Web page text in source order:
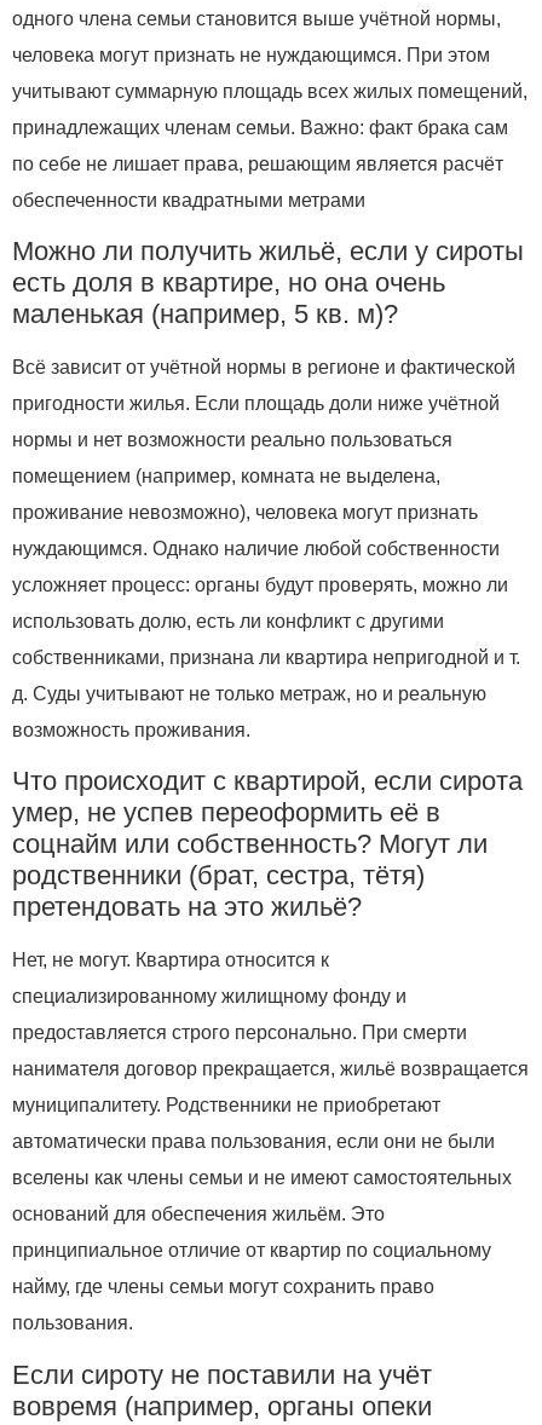
одного члена семьи становится выше учётной нормы,
человека могут признать не нуждающимся. При этом
учитывают суммарную площадь всех жилых помещений,
принадлежащих членам семьи. Важно: факт брака сам
по себе не лишает права, решающим является расчёт
обеспеченности квадратными метрами
Можно ли получить жильё, если у сироты
есть доля в квартире, но она очень
маленькая (например, 5 кв. м)?
Всё зависит от учётной нормы в регионе и фактической
пригодности жилья. Если площадь доли ниже учётной
нормы и нет возможности реально пользоваться
помещением (например, комната не выделена,
проживание невозможно), человека могут признать
нуждающимся. Однако наличие любой собственности
усложняет процесс: органы будут проверять, можно ли
использовать долю, есть ли конфликт с другими
собственниками, признана ли квартира непригодной и т.
д. Суды учитывают не только метраж, но и реальную
возможность проживания.
Что происходит с квартирой, если сирота
умер, не успев переоформить её в
соцнайм или собственность? Могут ли
родственники (брат, сестра, тётя)
претендовать на это жильё?
Нет, не могут. Квартира относится к
специализированному жилищному фонду и
предоставляется строго персонально. При смерти
нанимателя договор прекращается, жильё возвращается
муниципалитету. Родственники не приобретают
автоматически права пользования, если они не были
вселены как члены семьи и не имеют самостоятельных
оснований для обеспечения жильём. Это
принципиальное отличие от квартир по социальному
найму, где члены семьи могут сохранить право
пользования.
Если сироту не поставили на учёт
вовремя (например, органы опеки